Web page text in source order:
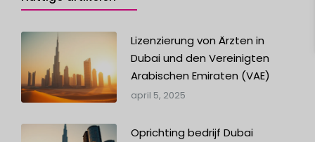
Lizenzierung von Ärzten in
Dubai und den Vereinigten
Arabischen Emiraten (VAE)
april 5, 2025
Oprichting bedrijf Dubai